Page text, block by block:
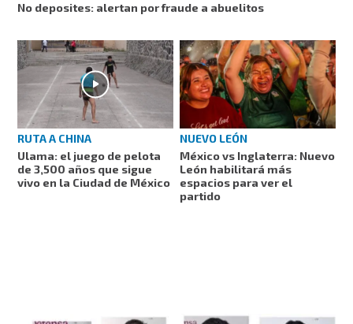
No deposites: alertan por fraude a abuelitos
RUTA A CHINA
Ulama: el juego de pelota
de 3,500 años que sigue
vivo en la Ciudad de México
NUEVO LEÓN
México vs Inglaterra: Nuevo
León habilitará más
espacios para ver el
partido